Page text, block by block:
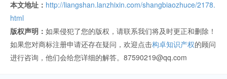
本文地址： http://liangshan.lanzhixin.com/shangbiaozhuce/2178.
html
版权声明： 如果侵犯了您的版权，请联系我们将及时更正和删除！
如果您对商标注册申请还存在疑问，欢迎点击构卓知识产权的顾问
进行咨询，他们会给您详细的解答。87590219@qq.com